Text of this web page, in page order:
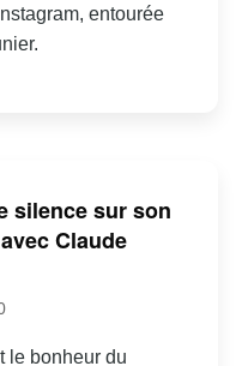
entourée
silence sur son
Claude
le bonheur du